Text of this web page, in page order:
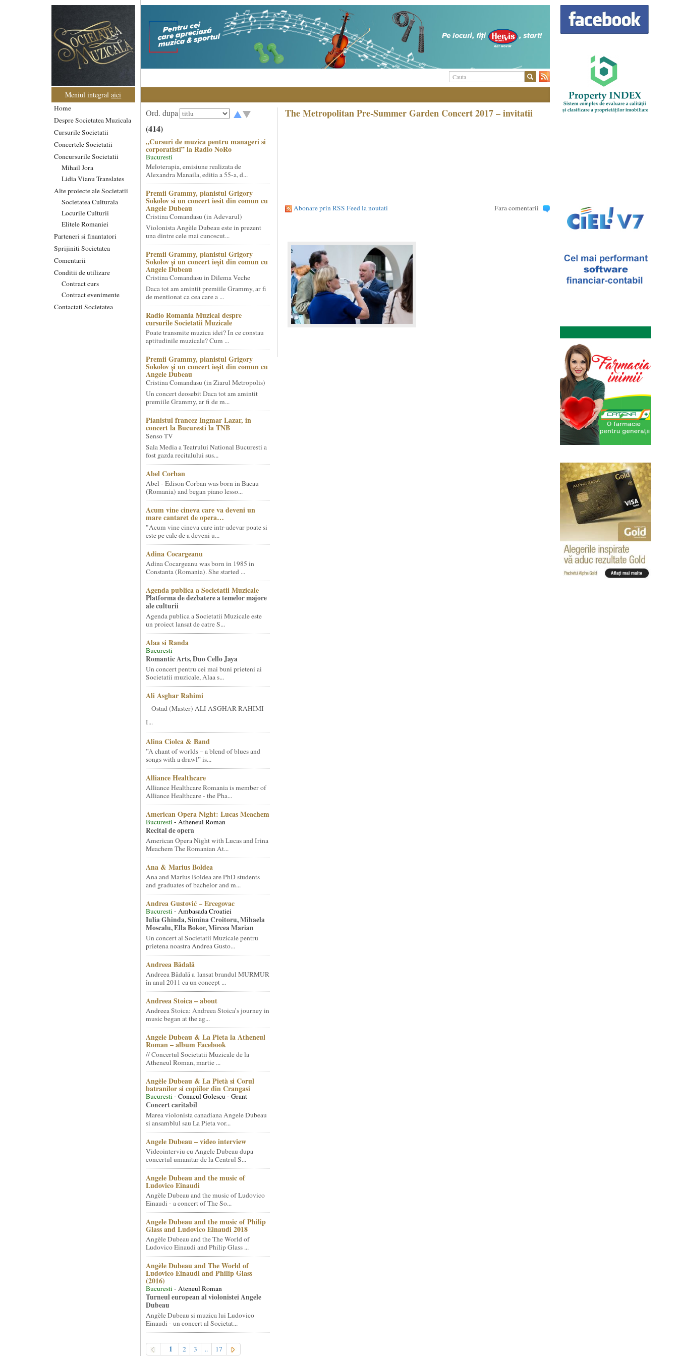
Meniul integralaici
Home
Despre Societatea Muzicala
Cursurile Societatii
Concertele Societatii
Concursurile Societatii
Mihail Jora
Lidia Vianu Translates
Alte proiecte ale Societatii
Societatea Culturala
Locurile Culturii
Elitele Romaniei
Parteneri si finantatori
Sprijiniti Societatea
Comentarii
Conditii de utilizare
Contract curs
Contract evenimente
Contactati Societatea
Ord. dupa
(414)
„Cursuri de muzica pentru manageri si
corporatisti” la Radio NoRo
Bucuresti
Meloterapia, emisiune realizata de
Alexandra Manaila, editia a 55-a, d...
Premii Grammy, pianistul Grigory
Sokolov si un concert iesit din comun cu
Angele Dubeau
Cristina Comandasu (in Adevarul)
Violonista Angèle Dubeau este in prezent
una dintre cele mai cunoscut...
Premii Grammy, pianistul Grigory
Sokolov și un concert ieșit din comun cu
Angele Dubeau
Cristina Comandasu in Dilema Veche
Daca tot am amintit premiile Grammy, ar fi
de mentionat ca cea care a ...
Radio Romania Muzical despre
cursurile Societatii Muzicale
Poate transmite muzica idei? In ce constau
aptitudinile muzicale? Cum ...
Premii Grammy, pianistul Grigory
Sokolov și un concert ieșit din comun cu
Angele Dubeau
Cristina Comandasu (in Ziarul Metropolis)
Un concert deosebit Daca tot am amintit
premiile Grammy, ar fi de m...
Pianistul francez Ingmar Lazar, in
concert la Bucuresti la TNB
Senso TV
Sala Media a Teatrului National Bucuresti a
fost gazda recitalului sus...
Abel Corban
Abel - Edison Corban was born in Bacau
(Romania) and began piano lesso...
Acum vine cineva care va deveni un
mare cantaret de opera…
"Acum vine cineva care intr-adevar poate si
este pe cale de a deveni u...
Adina Cocargeanu
Adina Cocargeanu was born in 1985 in
Constanta (Romania). She started ...
Agenda publica a Societatii Muzicale
Platforma de dezbatere a temelor majore
ale culturii
Agenda publica a Societatii Muzicale este
un proiect lansat de catre S...
Alaa si Randa
Bucuresti
Romantic Arts, Duo Cello Jaya
Un concert pentru cei mai buni prieteni ai
Societatii muzicale, Alaa s...
Ali Asghar Rahimi
Ostad (Master) ALI ASGHAR RAHIMI
I...
Alina Ciolca & Band
”A chant of worlds – a blend of blues and
songs with a drawl” is...
Alliance Healthcare
Alliance Healthcare Romania is member of
Alliance Healthcare - the Pha...
American Opera Night: Lucas Meachem
Bucuresti- Atheneul Roman
Recital de opera
American Opera Night with Lucas and Irina
Meachem The Romanian At...
Ana & Marius Boldea
Ana and Marius Boldea are PhD students
and graduates of bachelor and m...
Andrea Gustović – Ercegovac
Bucuresti- Ambasada Croatiei
Iulia Ghinda, Simina Croitoru, Mihaela
Moscalu, Ella Bokor, Mircea Marian
Un concert al Societatii Muzicale pentru
prietena noastra Andrea Gusto...
Andreea Bădală
Andreea Bădală a lansat brandul MURMUR
în anul 2011 ca un concept ...
Andreea Stoica – about
Andreea Stoica: Andreea Stoica’s journey in
music began at the ag...
Angele Dubeau & La Pieta la Atheneul
Roman – album Facebook
// Concertul Societatii Muzicale de la
Atheneul Roman, martie ...
Angèle Dubeau & La Pietà si Corul
batranilor si copiilor din Crangasi
Bucuresti- Conacul Golescu - Grant
Concert caritabil
Marea violonista canadiana Angele Dubeau
si ansamblul sau La Pieta vor...
Angele Dubeau – video interview
Videointerviu cu Angele Dubeau dupa
concertul umanitar de la Centrul S...
Angele Dubeau and the music of
Ludovico Einaudi
Angèle Dubeau and the music of Ludovico
Einaudi - a concert of The So...
Angele Dubeau and the music of Philip
Glass and Ludovico Einaudi 2018
Angèle Dubeau and the The World of
Ludovico Einaudi and Philip Glass ...
Angèle Dubeau and The World of
Ludovico Einaudi and Philip Glass
(2016)
Bucuresti- Ateneul Roman
Turneul european al violonistei Angele
Dubeau
Angèle Dubeau si muzica lui Ludovico
Einaudi - un concert al Societat...
1 2 3 .. 17
The Metropolitan Pre-Summer Garden Concert 2017 – invitatii
Abonare prin RSS Feed la noutati Fara comentarii